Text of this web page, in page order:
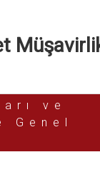
ve
Genel